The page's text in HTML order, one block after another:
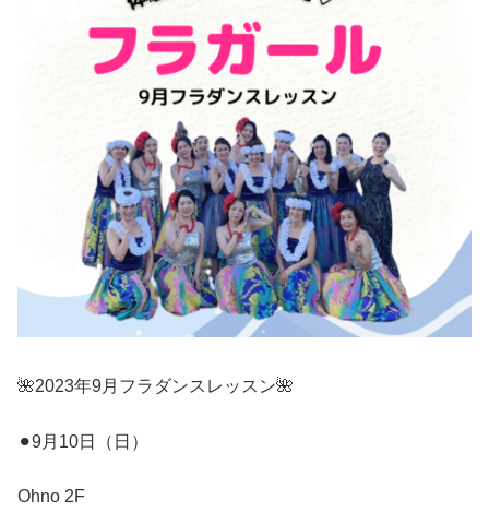
🌺2023年9月フラダンスレッスン🌺
⚫︎9月 10日（日）
Ohno 2F